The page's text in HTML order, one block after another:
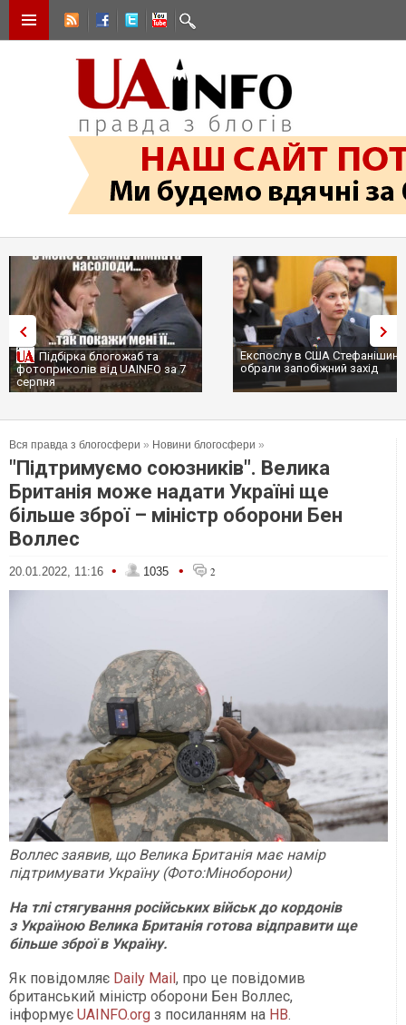
Підбірка блогожаб та
фотоприколів від UAINFO за 7
серпня
Експослу в США
обрали запобіжний захід
Вся правда з блогосфери » Новини блогосфери »
"Підтримуємо союзників". Велика
Британія може надати Україні ще
більше зброї – міністр оборони Бен
Воллес
20.01.2022, 11:16 • 1035 • 2
Воллес заявив, що Велика Британія має намір
підтримувати Україну (Фото:Міноборони)
На тлі стягування російських військ до кордонів
з Україною Велика Британія готова відправити ще
більше зброї в Україну.
Як повідомляє Daily Mail , про це повідомив
британський міністр оборони Бен Воллес,
інформує UAINFO.org з посиланням на НВ.